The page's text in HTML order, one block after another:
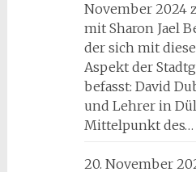
November 2024
mit Sharon Jael
der sich mit
Aspekt der
befasst: David
und Lehrer in
Mittelpunkt des…
20. November